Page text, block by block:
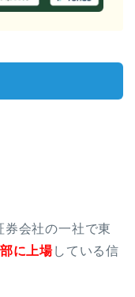
会社の一社で東
に上場している信